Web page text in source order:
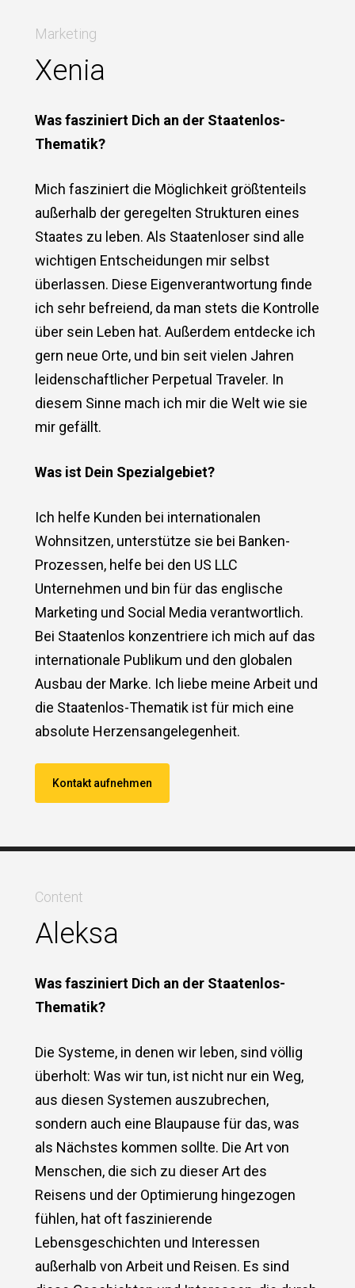
Marketing
Xenia
Was fasziniert Dich an der Staatenlos-
Thematik?
Mich fasziniert die Möglichkeit größtenteils
außerhalb der geregelten Strukturen eines
Staates zu leben. Als Staatenloser sind alle
wichtigen Entscheidungen mir selbst
überlassen. Diese Eigenverantwortung finde
ich sehr befreiend, da man stets die Kontrolle
über sein Leben hat. Außerdem entdecke ich
gern neue Orte, und bin seit vielen Jahren
leidenschaftlicher Perpetual Traveler. In
diesem Sinne mach ich mir die Welt wie sie
mir gefällt.
Was ist Dein Spezialgebiet?
Ich helfe Kunden bei internationalen
Wohnsitzen, unterstütze sie bei Banken-
Prozessen, helfe bei den US LLC
Unternehmen und bin für das englische
Marketing und Social Media verantwortlich.
Bei Staatenlos konzentriere ich mich auf das
internationale Publikum und den globalen
Ausbau der Marke. Ich liebe meine Arbeit und
die Staatenlos-Thematik ist für mich eine
absolute Herzensangelegenheit.
Kontakt aufnehmen
Content
Aleksa
Was fasziniert Dich an der Staatenlos-
Thematik?
Die Systeme, in denen wir leben, sind völlig
überholt: Was wir tun, ist nicht nur ein Weg,
aus diesen Systemen auszubrechen,
sondern auch eine Blaupause für das, was
als Nächstes kommen sollte. Die Art von
Menschen, die sich zu dieser Art des
Reisens und der Optimierung hingezogen
fühlen, hat oft faszinierende
Lebensgeschichten und Interessen
außerhalb von Arbeit und Reisen. Es sind